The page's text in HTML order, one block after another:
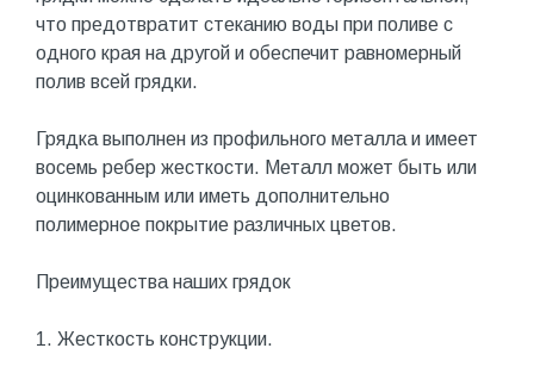
что предотвратит стеканию воды при поливе с
одного края на другой и обеспечит равномерный
полив всей грядки.
Грядка выполнен из профильного металла и имеет
восемь ребер жесткости. Металл может быть или
оцинкованным или иметь дополнительно
полимерное покрытие различных цветов.
Преимущества наших грядок
1. Жесткость конструкции.